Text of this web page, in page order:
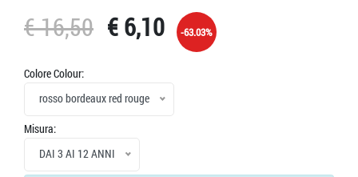
€ 16,50 € 6,10 -63.03%
Colore Colour:
rosso bordeaux red rouge
Misura:
DAI 3 AI 12 ANNI